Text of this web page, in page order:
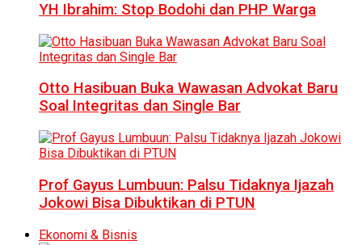
YH Ibrahim: Stop Bodohi dan PHP Warga
Otto Hasibuan Buka Wawasan Advokat Baru
Soal Integritas dan Single Bar
Prof Gayus Lumbuun: Palsu Tidaknya Ijazah
Jokowi Bisa Dibuktikan di PTUN
Ekonomi & Bisnis